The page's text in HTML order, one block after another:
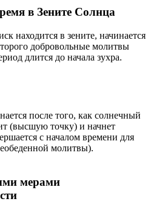
в Зените Солнца
находится в зените, начинается
добровольные молитвы
длится до начала зухра.
после того, как солнечный
(высшую точку) и начнет
с началом времени для
молитвы).
мерами